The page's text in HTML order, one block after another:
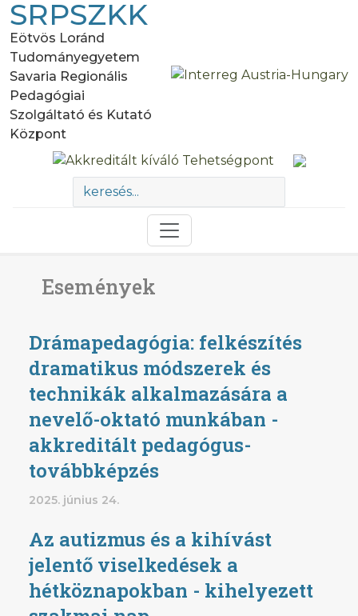
SRPSZKK
Eötvös Loránd
Tudományegyetem
Savaria Regionális
Pedagógiai
Szolgáltató és Kutató
Központ
Események
Drámapedagógia: felkészítés
dramatikus módszerek és
technikák alkalmazására a
nevelő-oktató munkában -
akkreditált pedagógus-
továbbképzés
2025. június 24.
Az autizmus és a kihívást
jelentő viselkedések a
hétköznapokban - kihelyezett